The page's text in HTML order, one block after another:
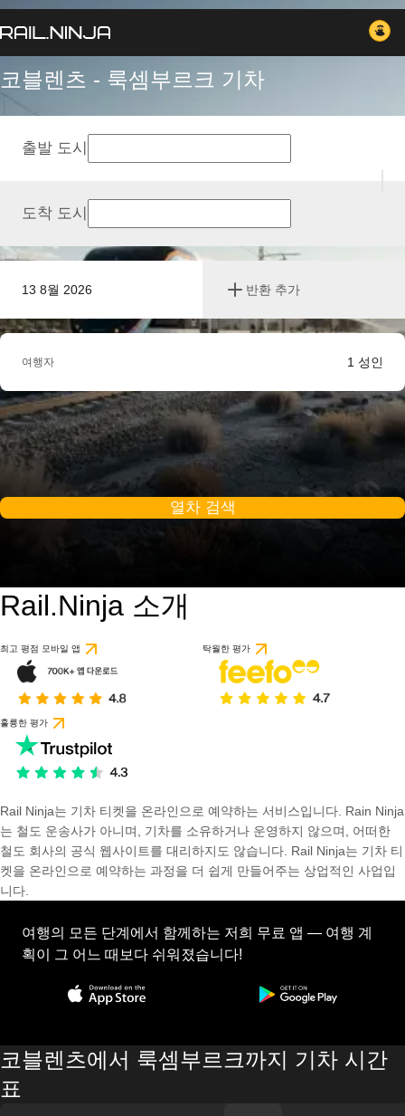
코블렌츠 - 룩셈부르크 기차
13 8월 2026 반환 추가
출발 도시
도착 도시
여행자 1 성인
열차 검색
Rail.Ninja 소개
최고 평점 모바일 앱 탁월한 평가
훌륭한 평가
Rail Ninja는 기차 티켓을 온라인으로 예약하는 서비스입니다. Rain Ninja
는 철도 운송사가 아니며, 기차를 소유하거나 운영하지 않으며, 어떠한
철도 회사의 공식 웹사이트를 대리하지도 않습니다. Rail Ninja는 기차 티
켓을 온라인으로 예약하는 과정을 더 쉽게 만들어주는 상업적인 사업입
니다.
여행의 모든 단계에서 함께하는 저희 무료 앱 — 여행 계
획이 그 어느 때보다 쉬워졌습니다!
코블렌츠에서 룩셈부르크까지 기차 시간
표